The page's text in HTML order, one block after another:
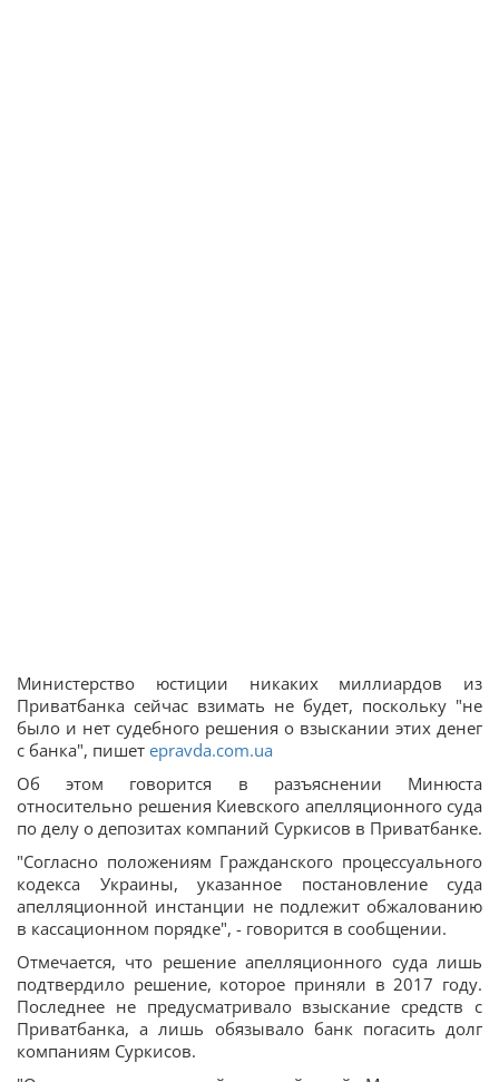
Министерство юстиции никаких миллиардов из
Приватбанка сейчас взимать не будет, поскольку "не
было и нет судебного решения о взыскании этих денег
с банка", пишет epravda.com.ua
Об этом говорится в разъяснении Минюста
относительно решения Киевского апелляционного суда
по делу о депозитах компаний Суркисов в Приватбанке.
"Согласно положениям Гражданского процессуального
кодекса Украины, указанное постановление суда
апелляционной инстанции не подлежит обжалованию
в кассационном порядке", - говорится в сообщении.
Отмечается, что решение апелляционного суда лишь
подтвердило решение, которое приняли в 2017 году.
Последнее не предусматривало взыскание средств с
Приватбанка, а лишь обязывало банк погасить долг
компаниям Суркисов.